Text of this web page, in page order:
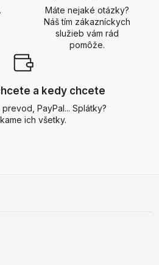
Máte nejaké otázky?
Náš tím zákazníckych
služieb vám rád
pomôže.
a kedy chcete
PayPal... Splátky?
ich všetky.